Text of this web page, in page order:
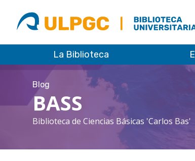
ULPGC
Biblioteca
ULPGC
La Biblioteca
Blog
BASS
Biblioteca de Ciencias Básicas 'Carlos Bas'